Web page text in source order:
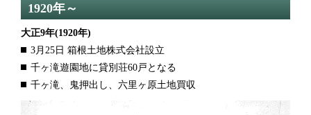
1920年～
大正9年(1920年)
3月25日 箱根土地株式会社設立
千ヶ滝遊園地に貸別荘60戸となる
千ヶ滝、鬼押出し、六里ヶ原土地買収